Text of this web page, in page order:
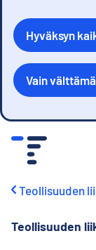
Hyväksyn
Vain
Teollisuuden
Teollisuuden